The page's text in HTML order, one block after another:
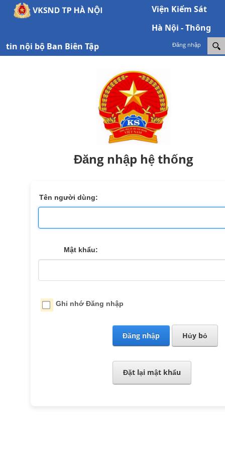
Viện Kiểm Sát
Hà Nội - Thông
tin nội bộ Ban Biên Tập
Đăng nhập
Đăng nhập hệ thống
Tên người dùng:
Mật khẩu:
Ghi nhớ Đăng nhập
Đăng nhập Hủy bỏ
Đặt lại mật khẩu